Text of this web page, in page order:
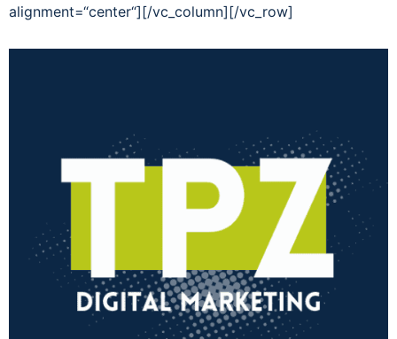
alignment=“center“][/vc_column][/vc_row]